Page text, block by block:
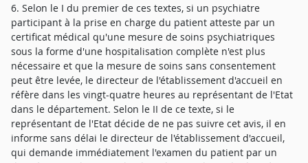
6. Selon le I du premier de ces textes, si un psychiatre
participant à la prise en charge du patient atteste par un
certificat médical qu'une mesure de soins psychiatriques
sous la forme d'une hospitalisation complète n'est plus
nécessaire et que la mesure de soins sans consentement
peut être levée, le directeur de l'établissement d'accueil en
réfère dans les vingt-quatre heures au représentant de l'Etat
dans le département. Selon le II de ce texte, si le
représentant de l'Etat décide de ne pas suivre cet avis, il en
informe sans délai le directeur de l'établissement d'accueil,
qui demande immédiatement l'examen du patient par un